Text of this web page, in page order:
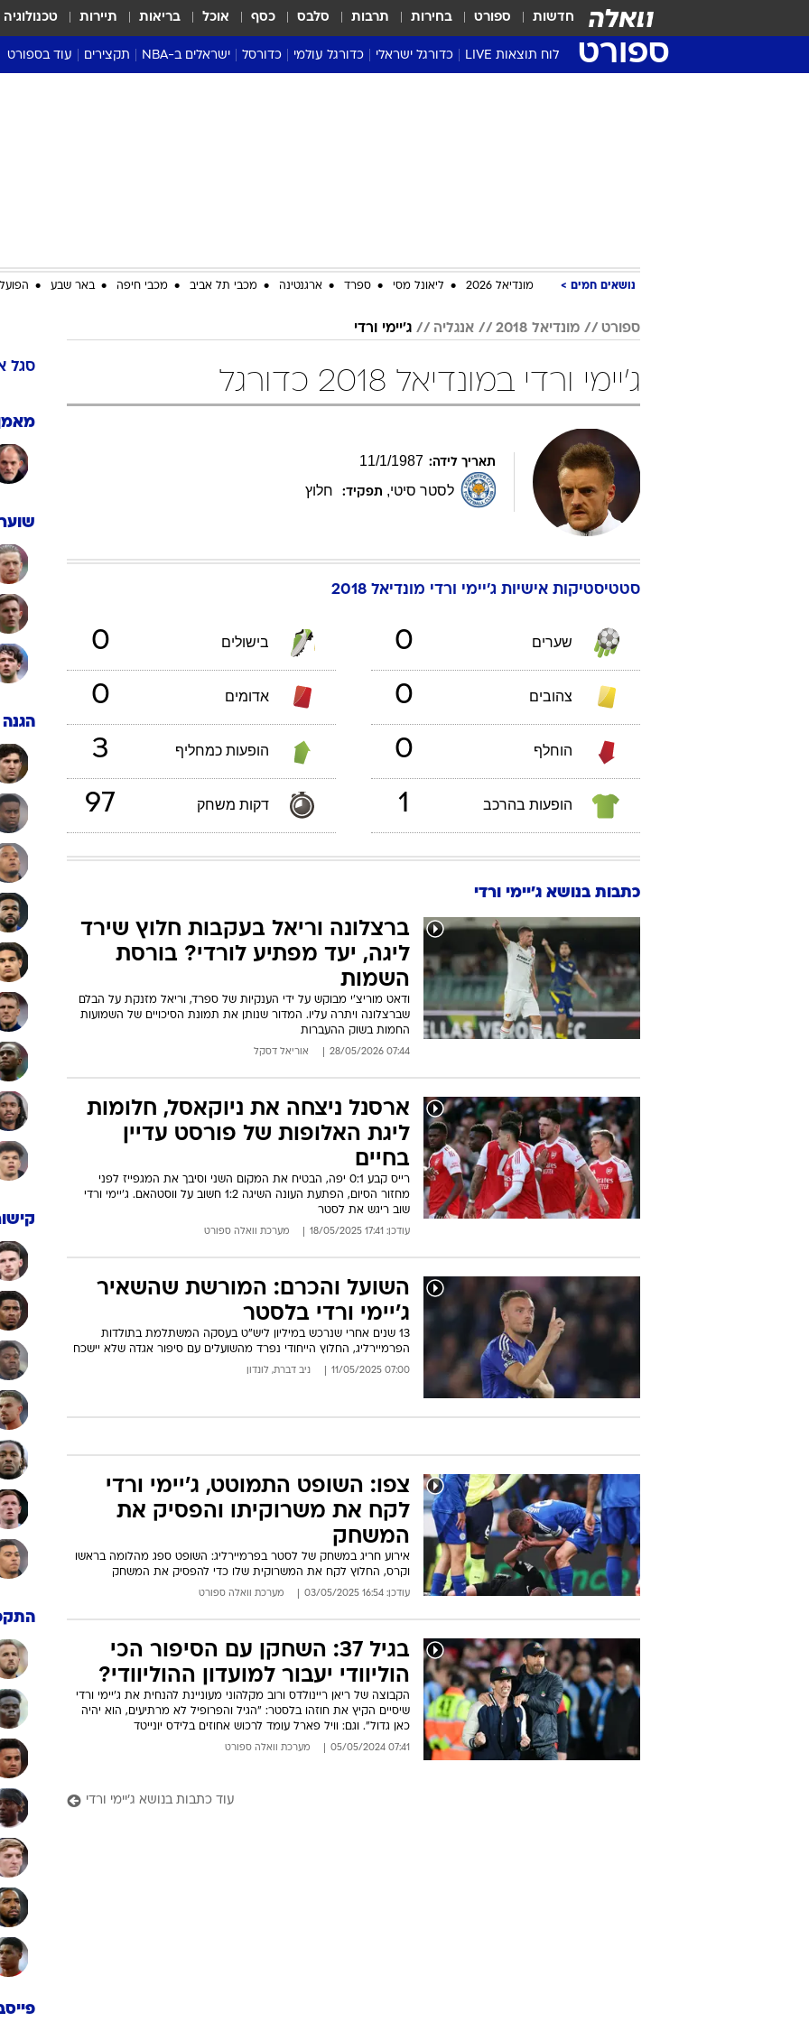
חדשות ספורט בחירות תרבות סלבס כסף אוכל בריאות תיירות טכנולוגיה
ספורט לוח תוצאות LIVE כדורגל ישראלי
ליגה א'
כדורגל עולמי
דרום אמריקה
כדורסל ישראלים ב-NBA תקצירים עוד בספורט
סערה
ספורט
החידה של
כתבו לנו
נושאים חמים מונדיאל 2026 ליאונל מסי ספרד ארגנטינה מכבי תל אביב מכבי חיפה באר שבע
ספורט מונדיאל 2018 אנגליה ג'יימי ורדי
ג'יימי ורדי במונדיאל 2018 כדורגל
תאריך לידה: 11/1/1987
לסטר סיטי, תפקיד: חלוץ
סטטיסטיקות אישיות ג'יימי ורדי מונדיאל 2018
שערים 0 בישולים 0
צהובים 0 אדומים 0
הוחלף 0 הופעות כמחליף 3
הופעות בהרכב 1 דקות משחק 97
כתבות בנושא ג'יימי ורדי
ברצלונה וריאל בעקבות חלוץ שירד
ליגה, יעד מפתיע לורדי? בורסת
השמות
ודאט מוריצ'י מבוקש על ידי הענקיות של ספרד, וריאל מזנקת על הבלם
שברצלונה ויתרה עליו. המדור שנותן את תמונת הסיכויים של השמועות
החמות בשוק ההעברות
07:44 28/05/2026 אוריאל דסקל
ארסנל ניצחה את ניוקאסל, חלומות
ליגת האלופות של פורסט עדיין
בחיים
רייס קבע 0:1 יפה, הבטיח את המקום השני וסיבך את המגפייז לפני
מחזור הסיום, הפתעת העונה השיגה 1:2 חשוב על ווסטהאם. ג'יימי ורדי
שוב ריגש את לסטר
עודכן: 17:41 18/05/2025 מערכת וואלה ספורט
השועל והכרם: המורשת שהשאיר
ג'יימי ורדי בלסטר
13 שנים אחרי שנרכש במיליון ליש"ט בעסקה המשתלמת בתולדות
הפרמיירליג, החלוץ הייחודי נפרד מהשועלים עם סיפור אגדה שלא יישכח
07:00 11/05/2025 ניב דברת, לונדון
צפו: השופט התמוטט, ג'יימי ורדי
לקח את משרוקיתו והפסיק את
המשחק
אירוע חריג במשחק של לסטר בפרמיירליג: השופט ספג מהלומה בראשו
וקרס, החלוץ לקח את המשרוקית שלו כדי להפסיק את המשחק
עודכן: 16:54 03/05/2025 מערכת וואלה ספורט
בגיל 37: השחקן עם הסיפור הכי
הוליוודי יעבור למועדון ההוליוודי?
הקבוצה של ריאן ריינולדס ורוב מקלהוני מעוניינת להנחית את ג'יימי ורדי
שיסיים הקיץ את חוזהו בלסטר: "הגיל והפרופיל לא מרתיעים, הוא יהיה
כאן גדול". וגם: וויל פארל עומד לרכוש אחוזים בלידס יונייטד
07:41 05/05/2024 מערכת וואלה ספורט
עוד כתבות בנושא ג'יימי ורדי
סגל
מאמן
הגנה